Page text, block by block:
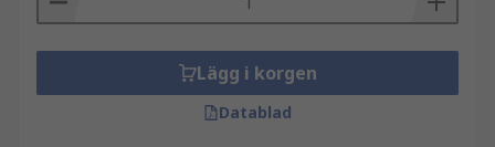
Lägg i korgen
Datablad